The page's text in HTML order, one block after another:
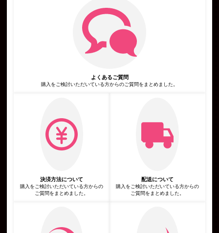
第3条（個人情報を収集・利用する目的）
当社が個人情報を収集・利用する目的は，以下のとおりです。
当社サービスの提供・運営のため
ユーザーからのお問い合わせに回答するため（本人確認を行うこ
ユーザーが利用中のサービスの新機能，更新情報，キャンペーン
等及び当社が提供する他のサービスの案内のメールを送付するた
広告，宣伝，マーケティングへの活用のため
利用規約に違反したユーザーや，不正・不当な目的でサービスを
第4条（利用目的の変更）
当社は，利用目的が変更前と関連性を有すると合理的に認められ
る場合に限り，個人情報の利用目的を変更するものとします。
利用目的の変更を行った場合には，変更後の目的について，当社
当社は，次に掲げる場合を除いて，あらかじめユーザーの同意を
得ることなく，第三者に個人情報を提供することはありません。
ただし，個人情報保護法その他の法令で認められる場合を除きま
国の機関もしくは地方公共団体またはその委託を受けた者が法令
よくあるご質問
購入をご検討いただいている方からのご質問をまとめました。
決済方法について
購入をご検討いただいている方からの
ご質問をまとめました。
配送について
購入をご検討いただいている方からの
ご質問をまとめました。